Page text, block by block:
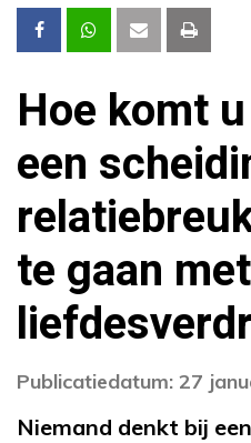
Hoe komt
een
te gaan met
Publicatiedatum: 27
Niemand denkt bij